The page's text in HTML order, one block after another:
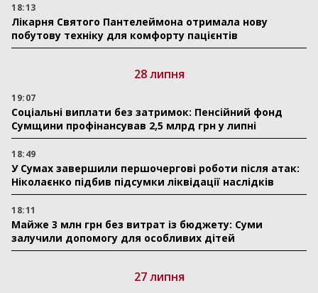
18:13
Лікарня Святого Пантелеймона отримала нову
побутову техніку для комфорту пацієнтів
28 липня
19:07
Соціальні виплати без затримок: Пенсійний фонд
Сумщини профінансував 2,5 млрд грн у липні
18:49
У Сумах завершили першочергові роботи після атак:
Ніколаєнко підбив підсумки ліквідації наслідків
18:11
Майже 3 млн грн без витрат із бюджету: Суми
залучили допомогу для особливих дітей
27 липня